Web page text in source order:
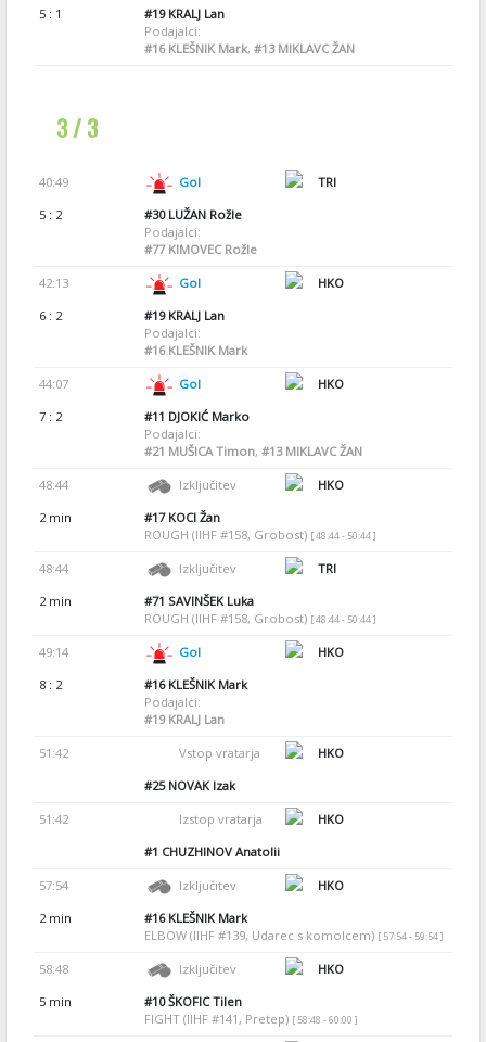
5 : 1 #19KRALJ Lan
Podajalci:
#16KLEŠNIK Mark, #13MIKLAVC ŽAN
3 / 3
40:49 Gol
TRI
5 : 2
#30LUŽAN Rožle
Podajalci:
#77KIMOVEC Rožle
42:13 Gol
HKO
6 : 2
#19KRALJ Lan
Podajalci:
#16KLEŠNIK Mark
44:07 Gol
HKO
7 : 2
#11 DJOKIĆ Marko
Podajalci:
#21 MUŠICA Timon, #13MIKLAVC ŽAN
48:44 Izključitev
HKO
2 min
#17KOCI Žan
ROUGH (IIHF #158, Grobost) [ 48:44 - 50:44 ]
48:44 Izključitev
TRI
2 min
#71 SAVINŠEK Luka
ROUGH (IIHF #158, Grobost) [ 48:44 - 50:44 ]
49:14 Gol
HKO
8 : 2
#16KLEŠNIK Mark
Podajalci:
#19KRALJ Lan
51:42 Vstop vratarja
HKO
#25NOVAK Izak
51:42 Izstop vratarja
HKO
#1 CHUZHINOV Anatolii
57:54 Izključitev
HKO
2 min
#16KLEŠNIK Mark
ELBOW (IIHF #139, Udarec s komolcem) [ 57:54 - 59:54 ]
58:48 Izključitev
HKO
5 min
#10ŠKOFIC Tilen
FIGHT (IIHF #141, Pretep) [ 58:48 - 60:00 ]